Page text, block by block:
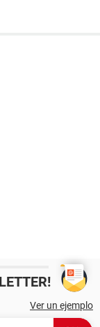
Ver un ejemplo